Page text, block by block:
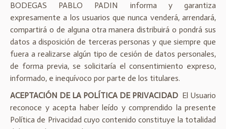
BODEGAS PABLO PADIN informa y garantiza
expresamente a los usuarios que nunca venderá, arrendará,
compartirá o de alguna otra manera distribuirá o pondrá sus
datos a disposición de terceras personas y que siempre que
fuera a realizarse algún tipo de cesión de datos personales,
de forma previa, se solicitaría el consentimiento expreso,
informado, e inequívoco por parte de los titulares.
ACEPTACIÓN DE LA POLÍTICA DE PRIVACIDAD El Usuario
reconoce y acepta haber leído y comprendido la presente
Política de Privacidad cuyo contenido constituye la totalidad